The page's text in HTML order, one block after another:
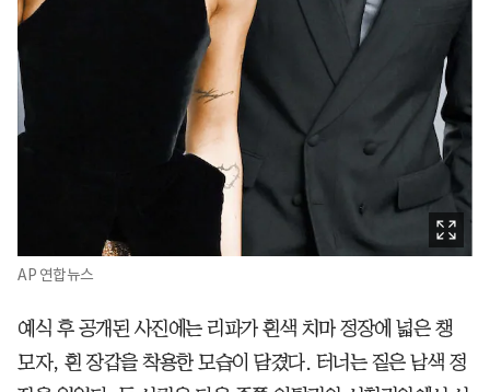
AP 연합뉴스
예식 후 공개된 사진에는 리파가 흰색 치마 정장에 넓은 챙
모자, 흰 장갑을 착용한 모습이 담겼다. 터너는 짙은 남색 정